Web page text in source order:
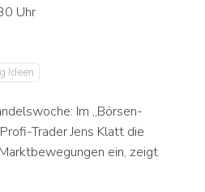
Ideen
Im „Börsen-
Trader Jens Klatt die
ein, zeigt